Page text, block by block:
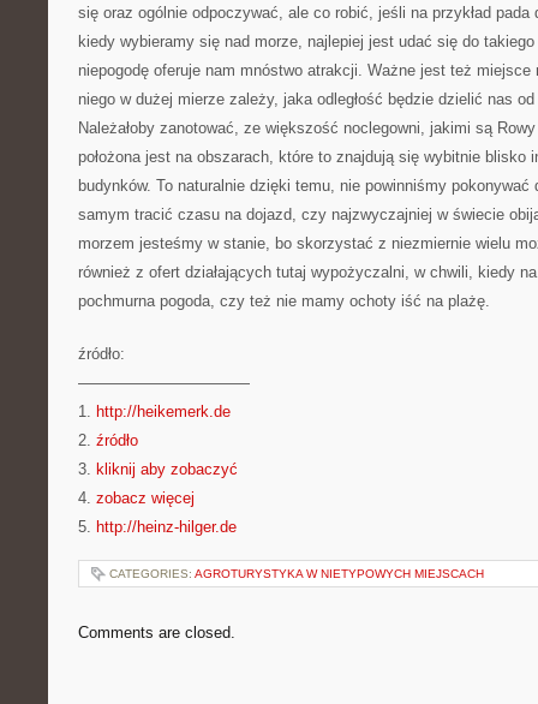
się oraz ogólnie odpoczywać, ale co robić, jeśli na przykład
kiedy wybieramy się nad morze, najlepiej jest udać się do
niepogodę oferuje nam mnóstwo atrakcji. Ważne jest też miejsce
niego w dużej mierze zależy, jaka odległość będzie dzielić nas
Należałoby zanotować, ze większość noclegowni, jakimi są
położona jest na obszarach, które to znajdują się wybitnie blisko
budynków. To naturalnie dzięki temu, nie powinniśmy
samym tracić czasu na dojazd, czy najzwyczajniej w świecie
morzem jesteśmy w stanie, bo skorzystać z niezmiernie wielu
również z ofert działających tutaj wypożyczalni, w chwili, kiedy
pochmurna pogoda, czy też nie mamy ochoty iść na plażę.
źródło:
———————————
1. http://heikemerk.de
2. źródło
3. kliknij aby zobaczyć
4. zobacz więcej
5. http://heinz-hilger.de
CATEGORIES: AGROTURYSTYKA W NIETYPOWYCH MIEJSCACH
Comments are closed.